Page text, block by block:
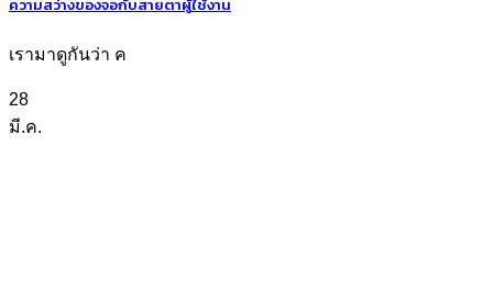
เรามาดูกันว่า ค
28
มี.ค.